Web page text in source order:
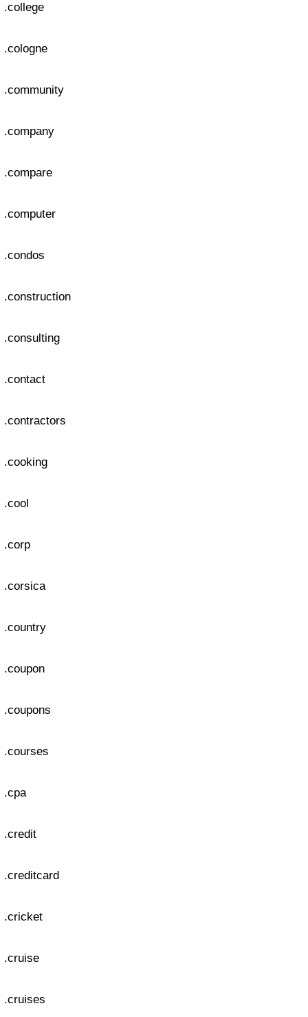
.college
.cologne
.community
.company
.compare
.computer
.condos
.construction
.consulting
.contact
.contractors
.cooking
.cool
.corp
.corsica
.country
.coupon
.coupons
.courses
.cpa
.credit
.creditcard
.cricket
.cruise
.cruises